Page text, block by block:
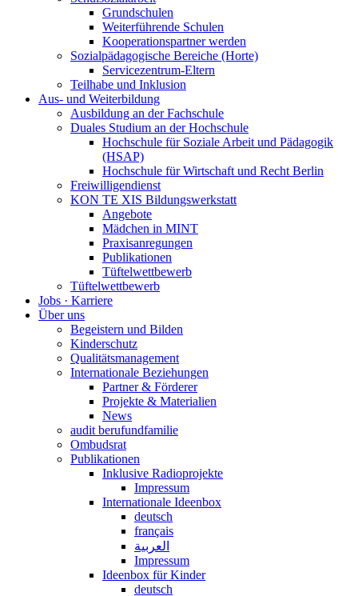
Grundschulen
Weiterführende Schulen
Kooperationspartner werden
Sozialpädagogische Bereiche (Horte)
Servicezentrum-Eltern
Teilhabe und Inklusion
Aus- und Weiterbildung
Ausbildung an der Fachschule
Duales Studium an der Hochschule
Hochschule für Soziale Arbeit und Pädagogik
(HSAP)
Hochschule für Wirtschaft und Recht Berlin
Freiwilligendienst
KON TE XIS Bildungswerkstatt
Angebote
Mädchen in MINT
Praxisanregungen
Publikationen
Tüftelwettbewerb
Tüftelwettbewerb
Jobs · Karriere
Über uns
Begeistern und Bilden
Kinderschutz
Qualitätsmanagement
Internationale Beziehungen
Partner & Förderer
Projekte & Materialien
News
audit berufundfamilie
Ombudsrat
Publikationen
Inklusive Radioprojekte
Impressum
Internationale Ideenbox
deutsch
français
العربية
Impressum
Ideenbox für Kinder
deutsch